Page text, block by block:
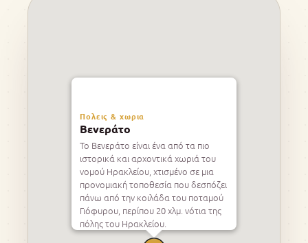
Πολεις & χωρια
Βενεράτο
Το Βενεράτο είναι ένα από τα πιο
ιστορικά και αρχοντικά χωριά του
νομού Ηρακλείου, χτισμένο σε μια
προνομιακή τοποθεσία που δεσπόζει
πάνω από την κοιλάδα του ποταμού
Γιόφυρου, περίπου 20 χλμ. νότια της
πόλης του Ηρακλείου.